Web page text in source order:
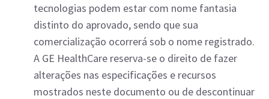
tecnologias podem estar com nome fantasia
distinto do aprovado, sendo que sua
comercialização ocorrerá sob o nome registrado.
A GE HealthCare reserva-se o direito de fazer
alterações nas especificações e recursos
mostrados neste documento ou de descontinuar